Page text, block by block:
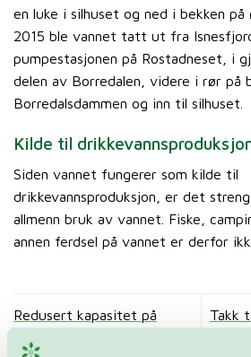
en luke i silhuset og ned i bekken på
2015 ble vannet tatt ut fra
pumpestasjonen på Rostadneset, i
delen av Borredalen, videre i rør på
Borredalsdammen og inn til silhuset.
Kilde til
Siden vannet fungerer som kilde til
drikkevannsproduksjon, er det
allmenn bruk av vannet. Fiske,
annen ferdsel på vannet er derfor
Redusert kapasitet på
Takk